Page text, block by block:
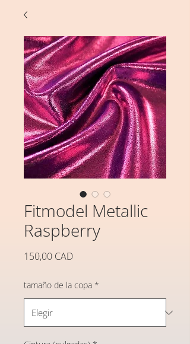
Fitmodel Metallic
Raspberry
150,00 CADPrecio
tamaño de la copa *